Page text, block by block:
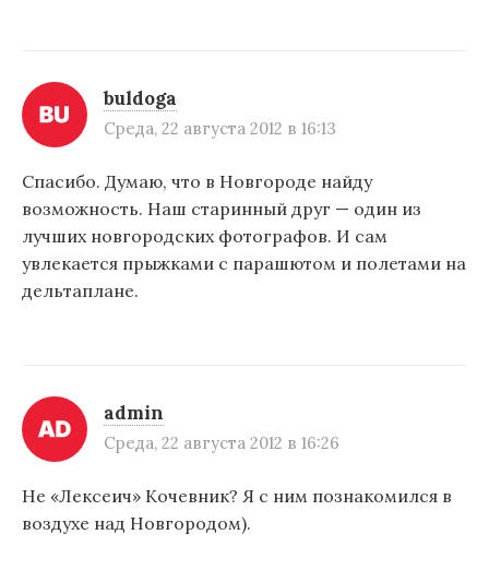
buldoga
Среда, 22 августа 2012 в 16:13
Спасибо. Думаю, что в Новгороде найду
возможность. Наш старинный друг — один из
лучших новгородских фотографов. И сам
увлекается прыжками с парашютом и полетами на
дельтаплане.
admin
Среда, 22 августа 2012 в 16:26
Не «Лексеич» Кочевник? Я с ним познакомился в
воздухе над Новгородом).